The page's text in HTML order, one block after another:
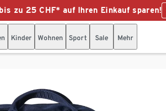
zu 25 CHF* auf Ihren Einkauf sparen!
Kinder Wohnen Sport Sale Mehr